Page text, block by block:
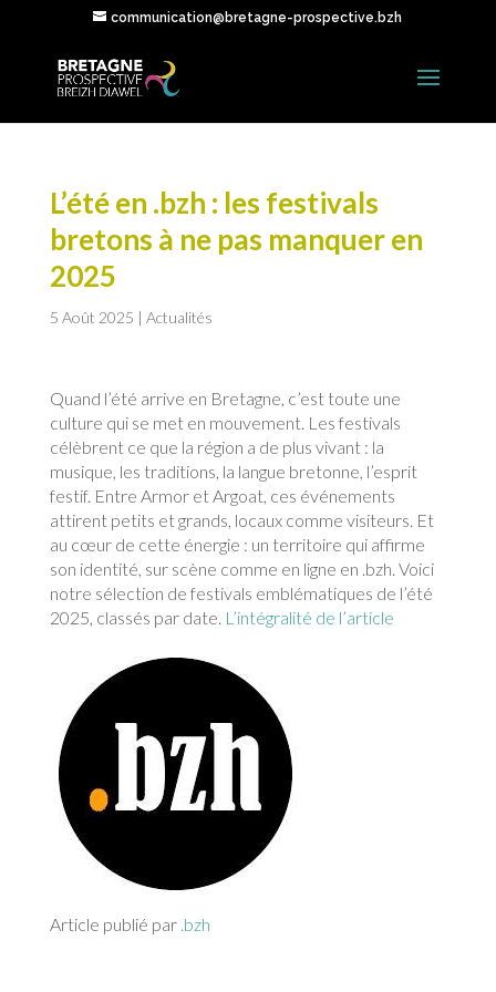
communication@bretagne-prospective.bzh
L’été en .bzh : les festivals
bretons à ne pas manquer en
2025
5 Août 2025 | Actualités
Quand l’été arrive en Bretagne, c’est toute une
culture qui se met en mouvement. Les festivals
célèbrent ce que la région a de plus vivant : la
musique, les traditions, la langue bretonne, l’esprit
festif. Entre Armor et Argoat, ces événements
attirent petits et grands, locaux comme visiteurs. Et
au cœur de cette énergie : un territoire qui affirme
son identité, sur scène comme en ligne en .bzh. Voici
notre sélection de festivals emblématiques de l’été
2025, classés par date. L’intégralité de l’article
Article publié par .bzh